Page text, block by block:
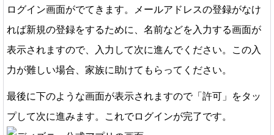
ログイン画面がでてきます。メールアドレスの登録がなけ
れば新規の登録をするために、名前などを入力する画面が
表示されますので、入力して次に進んでください。この入
力が難しい場合、家族に助けてもらってください。
最後に下のような画面が表示されますので「許可」をタッ
プして次に進みます。これでログインが完了です。